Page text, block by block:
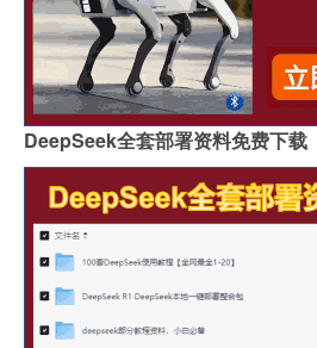
DeepSeek全套部署资料免费下载